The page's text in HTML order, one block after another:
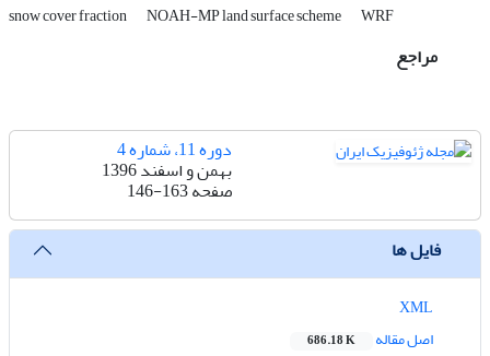
snow cover fraction NOAH-MP land surface scheme WRF
مراجع
دوره 11، شماره 4
بهمن و اسفند 1396
صفحه146-163
فایل ها
اصل مقاله
686.18 K